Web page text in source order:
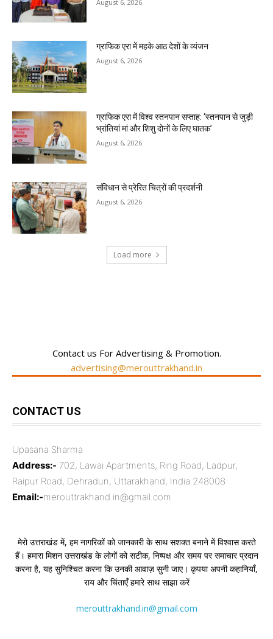
August 6, 2026
ग्राफिक एरा में महके आठ देशों के व्यंजन
August 6, 2026
ग्राफिक एरा में विश्व स्तनपान सप्ताह: ‘स्तनपान से जुड़ी
भ्रांतियां मां और शिशु दोनों के लिए घातक’
August 6, 2026
संविधान से प्रेरित चित्रों की प्रदर्शनी
August 6, 2026
Load more
Contact us For Advertising & Promotion.
advertising@merouttrakhand.in
CONTACT US
Upasana Sharma
Address:- 702, Lawai Apartments, Ring Road, Ladpur,
Raipur Road, Dehradun, Uttarakhand, India 248008
Email:-merouttrakhand.in@gmail.com
मेरो उत्तराखंड में, हम नागरिकों को जानकारी के साथ सशक्त बनाने में विश्वास करते
हैं। हमारा मिशन उत्तराखंड के लोगों को सटीक, निष्पक्ष और समय पर समाचार प्रदान
करना है, यह सुनिश्चित करना कि उनकी आवाज़ सुनी जाए। कृपया अपनी कहानियाँ,
राय और चिंताएँ हमारे साथ साझा करें
merouttrakhand.in@gmail.com